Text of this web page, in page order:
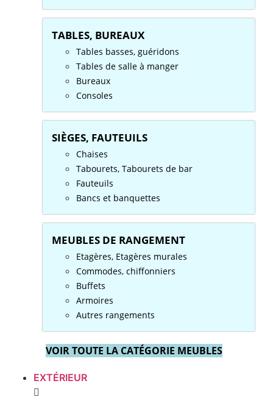
TABLES, BUREAUX
Tables basses, guéridons
Tables de salle à manger
Bureaux
Consoles
SIÈGES, FAUTEUILS
Chaises
Tabourets, Tabourets de bar
Fauteuils
Bancs et banquettes
MEUBLES DE RANGEMENT
Etagères, Etagères murales
Commodes, chiffonniers
Buffets
Armoires
Autres rangements
VOIR TOUTE LA CATÉGORIE MEUBLES
EXTÉRIEUR